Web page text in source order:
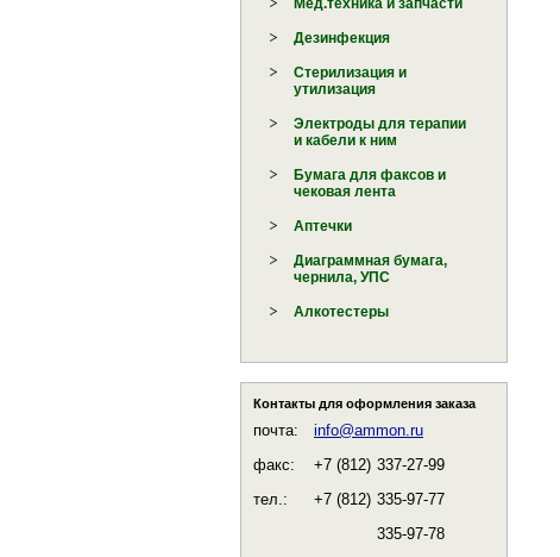
Мед.техника и запчасти
Дезинфекция
Стерилизация и
утилизация
Электроды для терапии
и кабели к ним
Бумага для факсов и
чековая лента
Аптечки
Диаграммная бумага,
чернила, УПС
Алкотестеры
Контакты для оформления заказа
почта:
info@ammon.ru
факс:
+7 (812) 337-27-99
тел.:
+7 (812) 335-97-77
335-97-78